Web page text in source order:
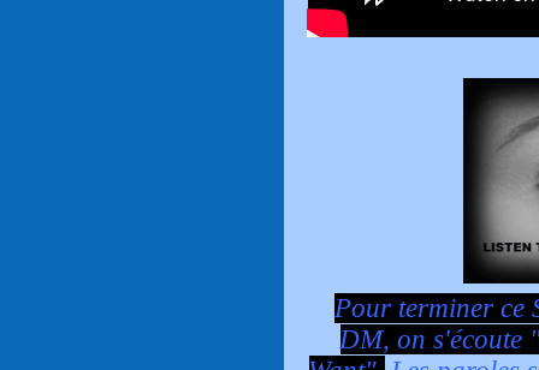
Pour terminer ce
DM, on s'écoute